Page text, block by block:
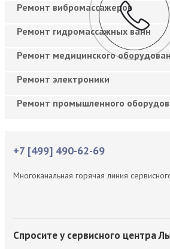
Ремонт вибромассажеров
Ремонт гидромассажных ванн
Ремонт медицинского
Ремонт электроники
Ремонт промышленного
+7 [499] 490-62-69
Многоканальная горячая линия
Спросите у сервисного центра